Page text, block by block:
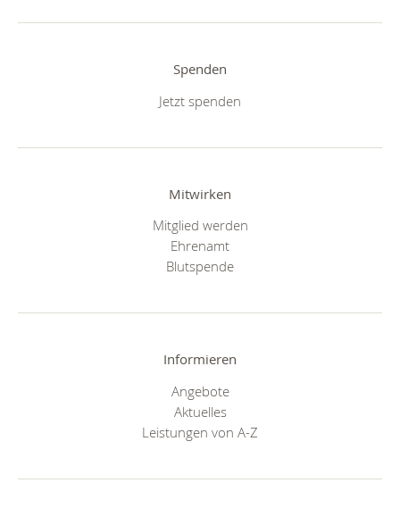
Spenden
Jetzt spenden
Mitwirken
Mitglied werden
Ehrenamt
Blutspende
Informieren
Angebote
Aktuelles
Leistungen von A-Z